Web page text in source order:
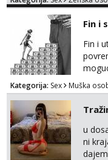
Fin i
Fin i
Kategorija: Sex Muška
u
ni